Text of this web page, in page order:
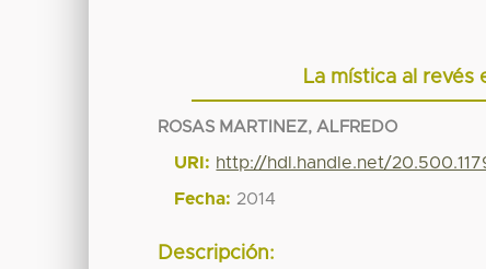
La mística al revés
ROSAS MARTINEZ, ALFREDO
URI: http://hdl.handle.net/
Fecha: 2014
Descripción: